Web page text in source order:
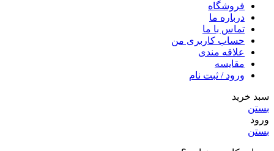
فروشگاه
درباره ما
تماس با ما
حساب کاربری من
علاقه مندی
مقايسه
ورود / ثبت نام
سبد خرید
بستن
ورود
بستن